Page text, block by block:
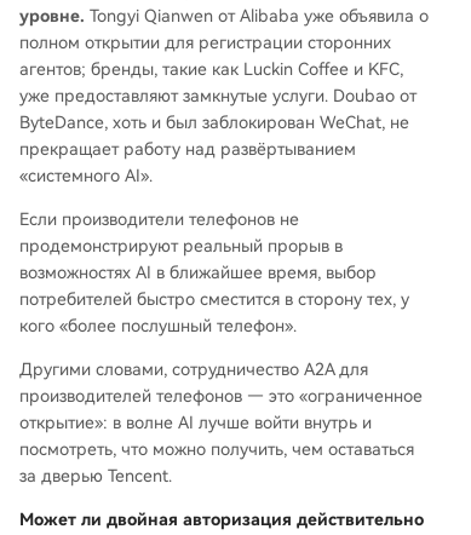
уровне. Tongyi Qianwen от Alibaba уже объявила о
полном открытии для регистрации сторонних
агентов; бренды, такие как Luckin Coffee и KFC,
уже предоставляют замкнутые услуги. Doubao от
ByteDance, хоть и был заблокирован WeChat, не
прекращает работу над развёртыванием
«системного AI».
Если производители телефонов не
продемонстрируют реальный прорыв в
возможностях AI в ближайшее время, выбор
потребителей быстро сместится в сторону тех, у
кого «более послушный телефон».
Другими словами, сотрудничество A2A для
производителей телефонов — это «ограниченное
открытие»: в волне AI лучше войти внутрь и
посмотреть, что можно получить, чем оставаться
за дверью Tencent.
Может ли двойная авторизация действительно